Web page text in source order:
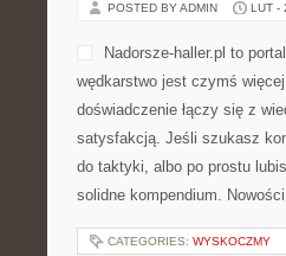
POSTED BY ADMIN LUT -
Nadorsze-haller.pl to
wędkarstwo jest czymś
doświadczenie łączy się z
satysfakcją. Jeśli szukasz
do taktyki, albo po prostu
solidne kompendium.
CATEGORIES: WYSKOCZMY